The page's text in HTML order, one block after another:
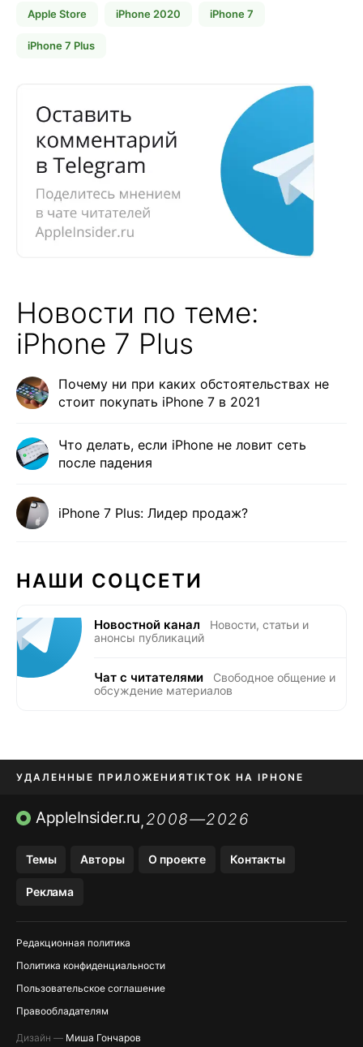
Apple Store iPhone 2020 iPhone 7
iPhone 7 Plus
Новости по теме:
iPhone 7 Plus
Почему ни при каких обстоятельствах не
стоит покупать iPhone 7 в 2021
Что делать, если iPhone не ловит сеть
после падения
iPhone 7 Plus: Лидер продаж?
НАШИ СОЦСЕТИ
Новостной канал
Новости, статьи и
анонсы публикаций
Чат с читателями
Свободное общение и
обсуждение материалов
УДАЛЕННЫЕ ПРИЛОЖЕНИЯTIKTOK НА IPHONE
ПРИЛОЖЕНИЯ БЕЗ APP STORE
AppleInsider.ru,2008—2026
Темы Авторы О проекте Контакты
Реклама
Редакционная политика
Политика конфиденциальности
Пользовательское соглашение
Правообладателям
Дизайн — Миша Гончаров